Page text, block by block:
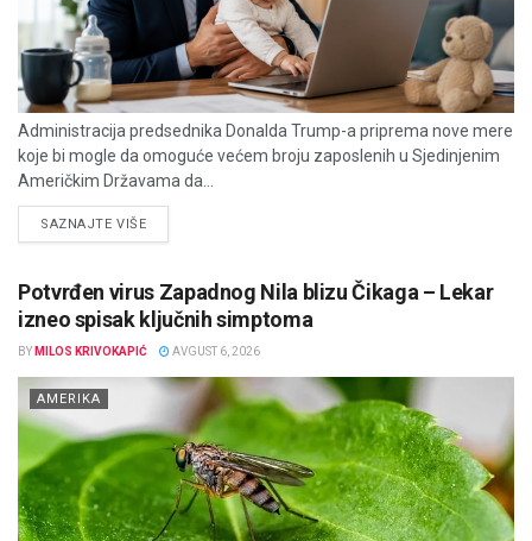
Administracija predsednika Donalda Trump-a priprema nove mere
koje bi mogle da omoguće većem broju zaposlenih u Sjedinjenim
Američkim Državama da...
SAZNAJTE VIŠEDETAILS
Potvrđen virus Zapadnog Nila blizu Čikaga – Lekar
izneo spisak ključnih simptoma
BY MILOS KRIVOKAPIĆ AVGUST 6, 2026
AMERIKA